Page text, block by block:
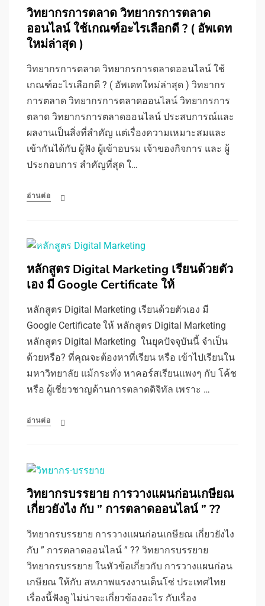
วิทยากรการตลาด วิทยากรการตลาด
ออนไลน์ ใช้เกณฑ์อะไรเลือกดี ? ( อัพเดท
ใหม่ล่าสุด )
วิทยากรการตลาด วิทยากรการตลาดออนไลน์ ใช้
เกณฑ์อะไรเลือกดี ? ( อัพเดทใหม่ล่าสุด ) วิทยากร
การตลาด วิทยากรการตลาดออนไลน์ วิทยากรการ
ตลาด วิทยากรการตลาดออนไลน์ ประสบการณ์และ
ผลงานเป็นสิ่งที่สำคัญ แต่เรื่องความเหมาะสมและ
เข้ากันได้กับ ผู้ฟัง ผู้เข้าอบรม เจ้าของกิจการ และ ผู้
ประกอบการ สำคัญที่สุด ใ…
อ่านต่อ
หลักสูตร Digital Marketing เรียนด้วยตัว
เอง มี Google Certificate ให้
หลักสูตร Digital Marketing เรียนด้วยตัวเอง มี
Google Certificate ให้ หลักสูตร Digital Marketing
หลักสูตร Digital Marketing ในยุคปัจจุบันนี้ จำเป็น
ด้วยหรือ? ที่คุณจะต้องหาที่เรียน หรือ เข้าไปเรียนใน
มหาวิทยาลัย แม้กระทั่ง หาคอร์สเรียนแพงๆ กับ โค้ช
หรือ ผู้เชี่ยวชาญด้านการตลาดดิจิทัล เพราะ …
อ่านต่อ
วิทยากรบรรยาย การวางแผนก่อนเกษียณ
เกี่ยวยังไง กับ ” การตลาดออนไลน์ ” ??
วิทยากรบรรยาย การวางแผนก่อนเกษียณ เกี่ยวยังไง
กับ ” การตลาดออนไลน์ ” ?? วิทยากรบรรยาย
วิทยากรบรรยาย ในหัวข้อเกี่ยวกับ การวางแผนก่อน
เกษียณ ให้กับ สหภาพแรงงานเด็นโซ่ ประเทศไทย
เรื่องนี้ฟังดู ไม่น่าจะเกี่ยวข้องอะไร กับเรื่อง